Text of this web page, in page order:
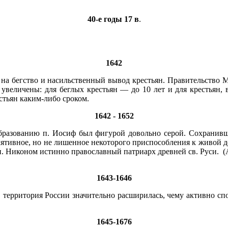
40-е годы 17 в.
1642
и насильственный вывод крестьян. Правительство
для беглых крестьян — до 10 лет и для
каким-либо сроком.
1642 - 1652
п. Иосиф был фигурой довольно серой.
но не лишенное некоторого приспособления к живой
Никоном истинно православный патриарх древней св. Руси.
1643-1646
России значительно расширилась, чему активно
1645-1676